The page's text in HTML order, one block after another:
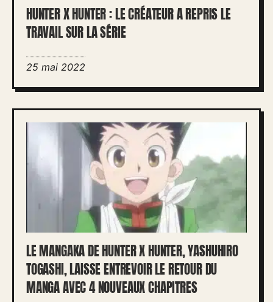
HUNTER X HUNTER : LE CRÉATEUR A REPRIS LE
TRAVAIL SUR LA SÉRIE
25 mai 2022
LE MANGAKA DE HUNTER X HUNTER, YASHUHIRO
TOGASHI, LAISSE ENTREVOIR LE RETOUR DU
MANGA AVEC 4 NOUVEAUX CHAPITRES